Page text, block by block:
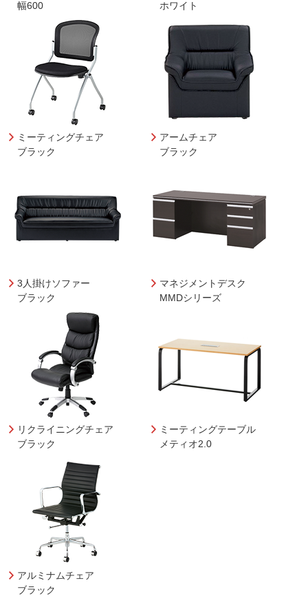
幅600 ホワイト
ミーティングチェア
ブラック
アームチェア
ブラック
3人掛けソファー
ブラック
マネジメントデスク
MMDシリーズ
リクライニングチェア
ブラック
ミーティングテーブル
メティオ2.0
アルミナムチェア
ブラック